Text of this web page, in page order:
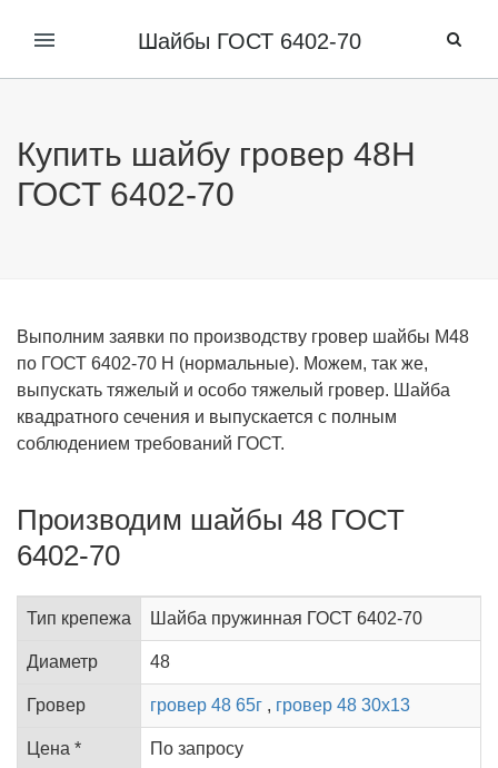
Шайбы ГОСТ 6402-70
Купить шайбу гровер 48Н
ГОСТ 6402-70
Выполним заявки по производству гровер шайбы М48
по ГОСТ 6402-70 Н (нормальные). Можем, так же,
выпускать тяжелый и особо тяжелый гровер. Шайба
квадратного сечения и выпускается с полным
соблюдением требований ГОСТ.
Производим шайбы 48 ГОСТ
6402-70
Тип крепежа Шайба пружинная ГОСТ 6402-70
Диаметр 48
Гровер гровер 48 65г , гровер 48 30х13
Цена * По запросу